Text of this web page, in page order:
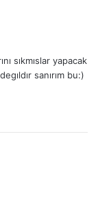
sıkmıslar yapacak
sanırım bu:)